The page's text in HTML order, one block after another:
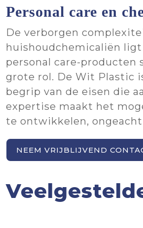
Personal care en
De verborgen
huishoudchemicaliën
personal care-producten
grote rol. De Wit Plastic
begrip van de eisen die
expertise maakt het
te ontwikkelen,
NEEM VRIJBLIJVEND